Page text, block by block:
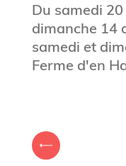
Du samedi
dimanche 14
samedi et
Ferme d'en
V
o
P